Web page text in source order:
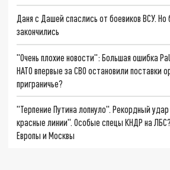
Даня с Дашей спаслись от боевиков ВСУ.
закончились
"Очень плохие новости": Большая ошибка
НАТО впервые за СВО остановили поставки
приграничье?
"Терпение Путина лопнуло". Рекордный
красные линии". Особые спецы КНДР на
Европы и Москвы